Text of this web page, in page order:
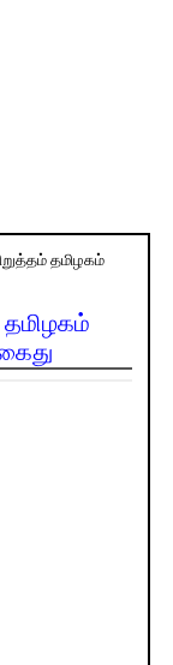
தமிழகம்